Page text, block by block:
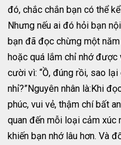
đó, chắc chắn bạn có thể
Nhưng nếu ai đó hỏi bạn
bạn đã đọc chừng một
hoặc quá lắm chỉ nhớ được
cười vì: “Ồ, đúng rồi, sao
nhỉ?”Nguyên nhân là:Khi
phúc, vui vẻ, thậm chí bất
quan đến mỗi loại cảm xúc
khiến bạn nhớ lâu hơn. Và